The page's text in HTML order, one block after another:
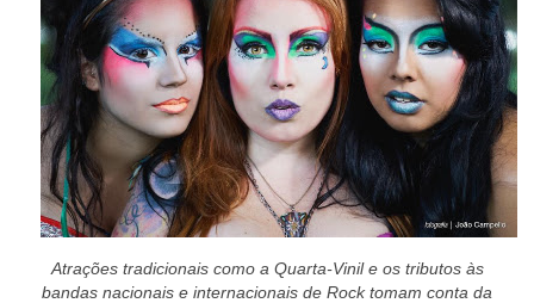
Atrações tradicionais como a Quarta-Vinil e os tributos às
bandas nacionais e internacionais de Rock tomam conta da